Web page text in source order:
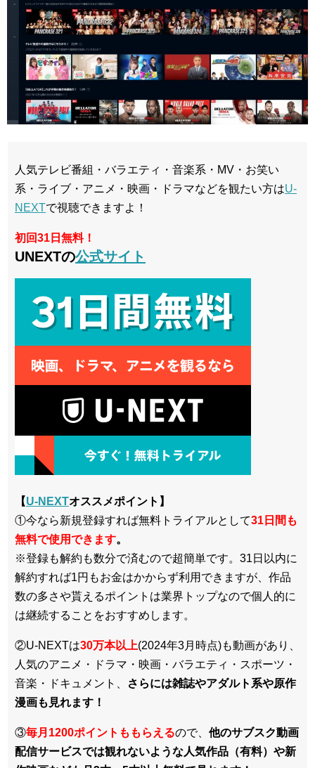
人気テレビ番組・バラエティ・音楽系・MV・お笑い
系・ライブ・アニメ・映画・ドラマなどを観たい方はU-
NEXTで視聴できますよ！
初回31日無料！
UNEXTの公式サイト
【U-NEXTオススメポイント】
①今なら新規登録すれば無料トライアルとして31日間も
無料で使用できます。
※登録も解約も数分で済むので超簡単です。31日以内に
解約すれば1円もお金はかからず利用できますが、作品
数の多さや貰えるポイントは業界トップなので個人的に
は継続することをおすすめします。
②U-NEXTは30万本以上(2024年3月時点)も動画があり、
人気のアニメ・ドラマ・映画・バラエティ・スポーツ・
音楽・ドキュメント、
さらには雑誌やアダルト系や原作
漫画も見れます！
③毎月1200ポイントももらえるので、 他のサブスク動画
配信サービスでは観れないような人気作品（有料）や新